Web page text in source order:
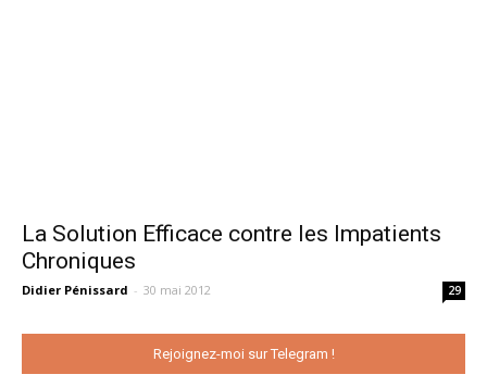
La Solution Efficace contre les Impatients
Chroniques
Didier Pénissard - 30 mai 2012 29
Rejoignez-moi sur Telegram !